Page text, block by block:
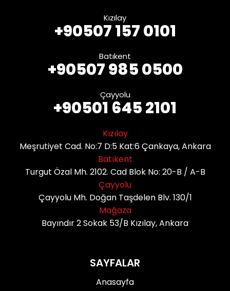
Kızılay
+90507 157 0101
Batıkent
+90507 985 0500
Çayyolu
+90501 645 2101
Kızılay
Meşrutiyet Cad. No:7 D:5 Kat:6 Çankaya, Ankara
Batıkent
Turgut Özal Mh. 2102. Cad Blok No: 20-B / A-B
Çayyolu
Çayyolu Mh. Doğan Taşdelen Blv. 130/1
Mağaza
Bayındır 2 Sokak 53/B Kızılay, Ankara
SAYFALAR
Anasayfa